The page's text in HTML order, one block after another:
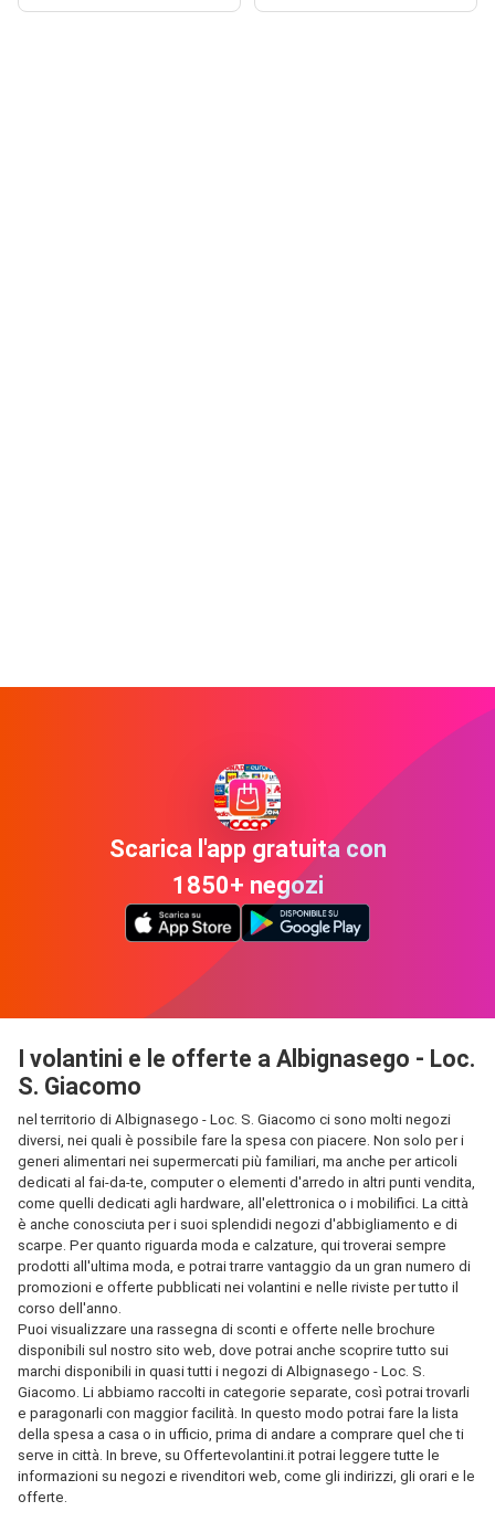
Scarica l'app gratuita con
1850+ negozi
I volantini e le offerte a Albignasego - Loc.
S. Giacomo
nel territorio di Albignasego - Loc. S. Giacomo ci sono molti negozi
diversi, nei quali è possibile fare la spesa con piacere. Non solo per i
generi alimentari nei supermercati più familiari, ma anche per articoli
dedicati al fai-da-te, computer o elementi d'arredo in altri punti vendita,
come quelli dedicati agli hardware, all'elettronica o i mobilifici. La città
è anche conosciuta per i suoi splendidi negozi d'abbigliamento e di
scarpe. Per quanto riguarda moda e calzature, qui troverai sempre
prodotti all'ultima moda, e potrai trarre vantaggio da un gran numero di
promozioni e offerte pubblicati nei volantini e nelle riviste per tutto il
corso dell'anno.
Puoi visualizzare una rassegna di sconti e offerte nelle brochure
disponibili sul nostro sito web, dove potrai anche scoprire tutto sui
marchi disponibili in quasi tutti i negozi di Albignasego - Loc. S.
Giacomo. Li abbiamo raccolti in categorie separate, così potrai trovarli
e paragonarli con maggior facilità. In questo modo potrai fare la lista
della spesa a casa o in ufficio, prima di andare a comprare quel che ti
serve in città. In breve, su Offertevolantini.it potrai leggere tutte le
informazioni su negozi e rivenditori web, come gli indirizzi, gli orari e le
offerte.